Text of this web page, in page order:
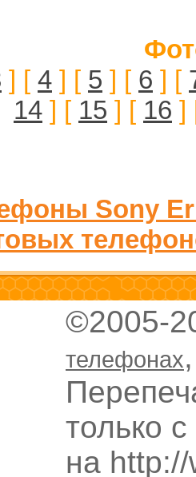
] [ 4 ] [ 5 ] [ 6 ] [
14 ] [ 15 ] [ 16 ]
Sony
©2005-
телефонах
только
на